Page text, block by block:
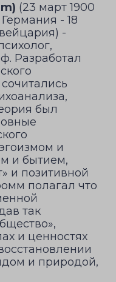
(23 март 1900
- 18
-
Разработал
был
и
и бытием,
и позитивной
полагал что
так
и ценностях
и природой,